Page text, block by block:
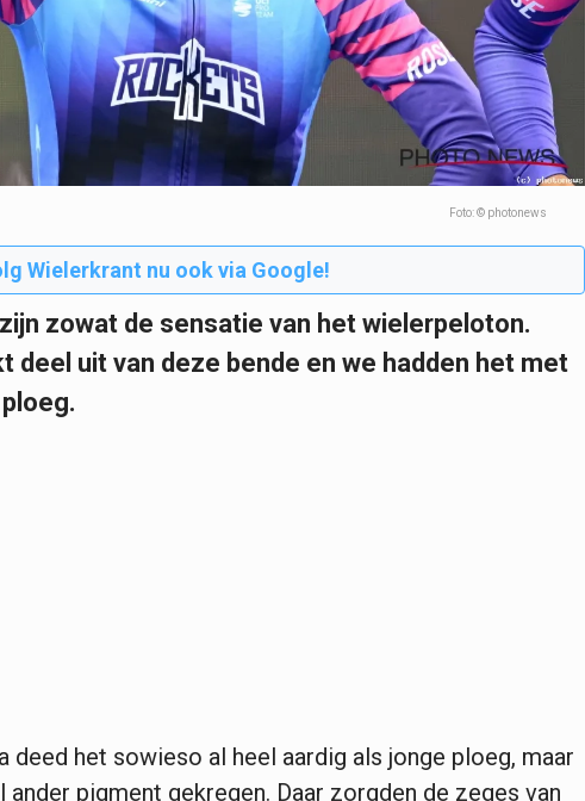
Foto: © photonews
Wielerkrant nu ook via Google!
zowat de sensatie van het wielerpeloton.
deel uit van deze bende en we hadden het met
deed het sowieso al heel aardig als jonge ploeg, maar
pigment gekregen. Daar zorgden de zeges van